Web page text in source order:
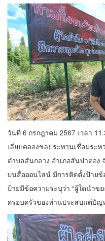
วันที่ 6 กรกฎาคม 2567 เวลา
เลียบคลองชลประทานเชื่อมระห
ตำบลสันกลาง อำเภอสันป่าตอง
บนสื่อออนไลน์ มีการติดตั้งป้าย
ป้ายมีข้อความระบุว่า “ผู้ใดนำข
ครอบครัวของท่านประสบแต่ปัญ